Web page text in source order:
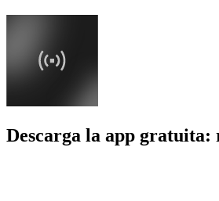
Descarga la app gratuita: